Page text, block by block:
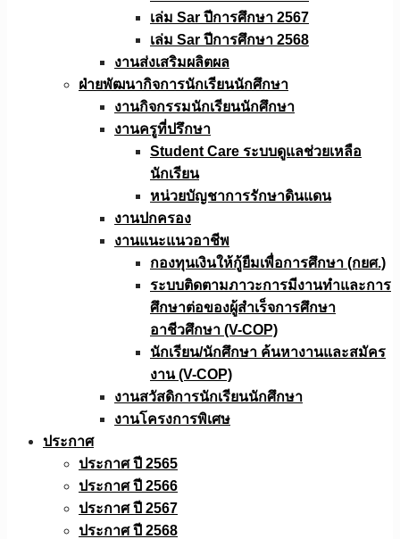
เล่ม Sar ปีการศึกษา 2567
เล่ม Sar ปีการศึกษา 2568
งานส่งเสริมผลิตผล
ฝ่ายพัฒนากิจการนักเรียนนักศึกษา
งานกิจกรรมนักเรียนนักศึกษา
งานครูที่ปรึกษา
Student Care ระบบดูแลช่วยเหลือ
นักเรียน
หน่วยบัญชาการรักษาดินแดน
งานปกครอง
งานแนะแนวอาชีพ
กองทุนเงินให้กู้ยืมเพื่อการศึกษา (กยศ.)
ระบบติดตามภาวะการมีงานทำและการ
ศึกษาต่อของผู้สำเร็จการศึกษา
อาชีวศึกษา (V-COP)
นักเรียน/นักศึกษา ค้นหางานและสมัคร
งาน (V-COP)
งานสวัสดิการนักเรียนนักศึกษา
งานโครงการพิเศษ
ประกาศ
ประกาศ ปี 2565
ประกาศ ปี 2566
ประกาศ ปี 2567
ประกาศ ปี 2568